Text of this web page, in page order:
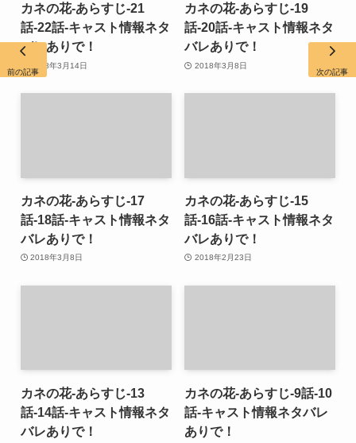
カネの花-あらすじ-21
話-22話-キャスト情報ネタ
バレありで！
2018年3月14日
カネの花-あらすじ-19
話-20話-キャスト情報ネタ
バレありで！
2018年3月8日
カネの花-あらすじ-17
話-18話-キャスト情報ネタ
バレありで！
2018年3月8日
カネの花-あらすじ-15
話-16話-キャスト情報ネタ
バレありで！
2018年2月23日
カネの花-あらすじ-13
話-14話-キャスト情報ネタ
バレありで！
カネの花-あらすじ-9話-10
話-キャスト情報ネタバレ
ありで！
前の記事 次の記事